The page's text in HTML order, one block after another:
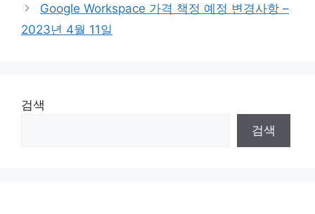
Google Workspace 가격 책정 예정 변경사항 –
2023년 4월 11일
검색
검색